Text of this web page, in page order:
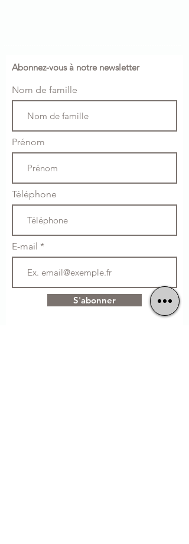
Abonnez-vous à notre newsletter
Nom de famille
Prénom
Téléphone
E-mail
S'abonner